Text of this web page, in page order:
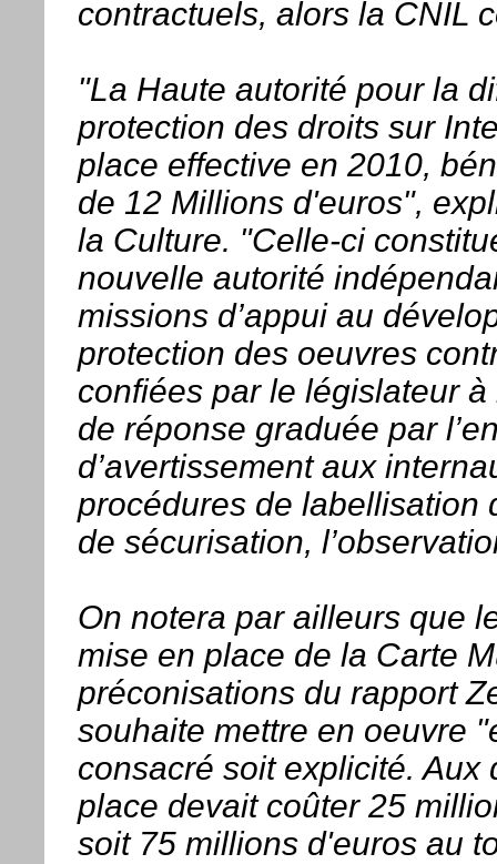
contractuels, alors la CNIL
"La Haute autorité pour la
protection des droits sur
place effective en 2010,
de 12 Millions d'euros",
la Culture. "Celle-ci
nouvelle autorité
missions d’appui au
protection des oeuvres
confiées par le législateur
de réponse graduée par
d’avertissement aux
procédures de labellisation
de sécurisation,
On notera par ailleurs que
mise en place de la Carte
préconisations du rapport
souhaite mettre en oeuvre
consacré soit explicité.
place devait coûter 25
soit 75 millions d'euros au